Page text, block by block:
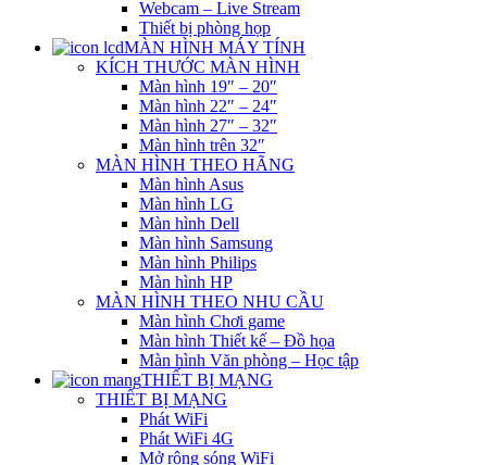
Webcam – Live Stream
Thiết bị phòng họp
MÀN HÌNH MÁY TÍNH
KÍCH THƯỚC MÀN HÌNH
Màn hình 19″ – 20″
Màn hình 22″ – 24″
Màn hình 27″ – 32″
Màn hình trên 32″
MÀN HÌNH THEO HÃNG
Màn hình Asus
Màn hình LG
Màn hình Dell
Màn hình Samsung
Màn hình Philips
Màn hình HP
MÀN HÌNH THEO NHU CẦU
Màn hình Chơi game
Màn hình Thiết kế – Đồ họa
Màn hình Văn phòng – Học tập
THIẾT BỊ MẠNG
THIẾT BỊ MẠNG
Phát WiFi
Phát WiFi 4G
Mở rộng sóng WiFi